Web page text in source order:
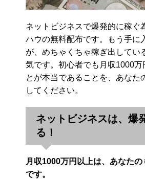
ネットビジネスで爆発的に稼ぐ
ハウの無料配布です。もう手に
が、めちゃくちゃ稼ぎ出してい
気です。初心者でも月収1000万
とが本当であることを、あなた
してください。
ネットビジネスは、爆
る！
月収1000万円以上は、あなたの
です。